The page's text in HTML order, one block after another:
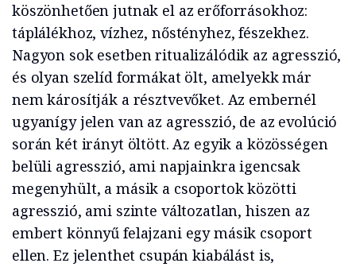
köszönhetően jutnak el az erőforrásokhoz:
táplálékhoz, vízhez, nőstényhez, fészekhez.
Nagyon sok esetben ritualizálódik az agresszió,
és olyan szelíd formákat ölt, amelyekk már
nem károsítják a résztvevőket. Az embernél
ugyanígy jelen van az agresszió, de az evolúció
során két irányt öltött. Az egyik a közösségen
belüli agresszió, ami napjainkra igencsak
megenyhült, a másik a csoportok közötti
agresszió, ami szinte változatlan, hiszen az
embert könnyű felajzani egy másik csoport
ellen. Ez jelenthet csupán kiabálást is,